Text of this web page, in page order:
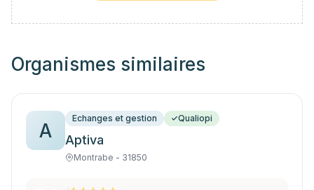
Organismes similaires
A
Echanges et gestion Qualiopi
Aptiva
Montrabe - 31850